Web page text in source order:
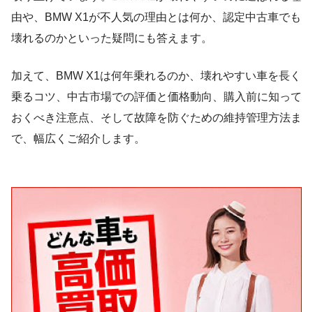
由や、BMW X1が不人気の理由とは何か、認定中古車でも
壊れるのかといった疑問にも答えます。
加えて、BMW X1は何年乗れるのか、壊れやすい車を長く
乗るコツ、中古市場での評価と価格動向、購入前に知って
おくべき注意点、そして故障を防ぐための維持管理方法ま
で、幅広くご紹介します。